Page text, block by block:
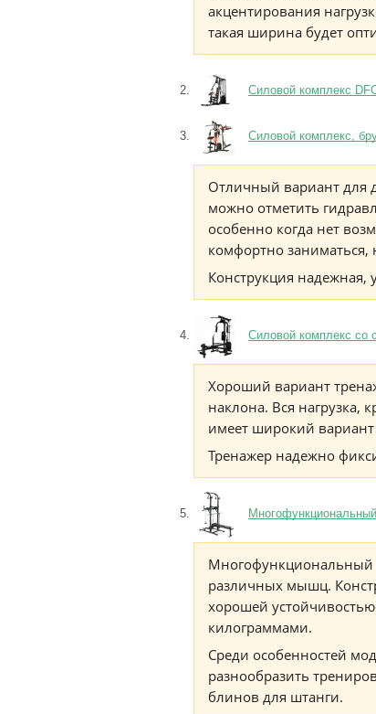
акцентирования
такая ширина будет
Силовой комплекс
Силовой комплекс,
Отличный вариант для
можно отметить
особенно когда нет
комфортно
Конструкция надежная,
Силовой комплекс со
Хороший вариант
наклона. Вся нагрузка,
имеет широкий вариант
Тренажер надежно
Многофункциональный
различных мышц.
хорошей
килограммами.
Среди особенностей
разнообразить
блинов для штанги.